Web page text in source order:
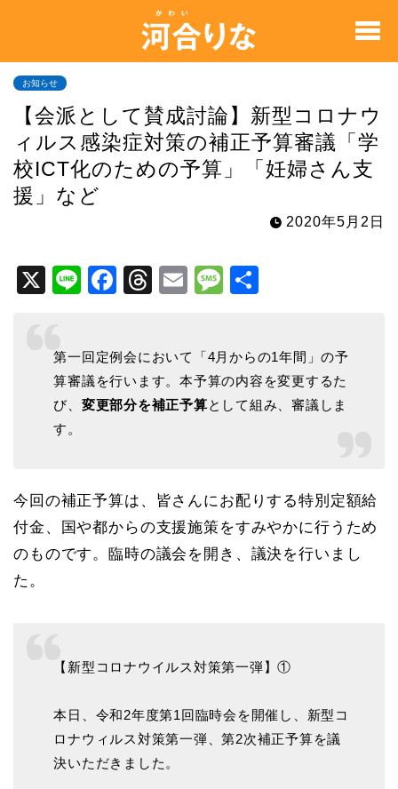
お知らせ
【会派として賛成討論】新型コロナウ
ィルス感染症対策の補正予算審議「学
校ICT化のための予算」「妊婦さん支
援」など
2020年5月2日
X
Li
F
e
b
o
T
a
d
s
E
l
M
s
a
g
第一回定例会において「4月からの1年間」の予
算審議を行います。本予算の内容を変更するた
び、 変更部分を補正予算として組み、審議しま
す。
今回の補正予算は、皆さんにお配りする特別定額給
付金、国や都からの支援施策をすみやかに行うため
のものです。臨時の議会を開き、議決を行いまし
た。
【新型コロナウイルス対策第一弾】①
本日、令和2年度第1回臨時会を開催し、新型コ
ロナウィルス対策第一弾、第2次補正予算を議
決いただきました。